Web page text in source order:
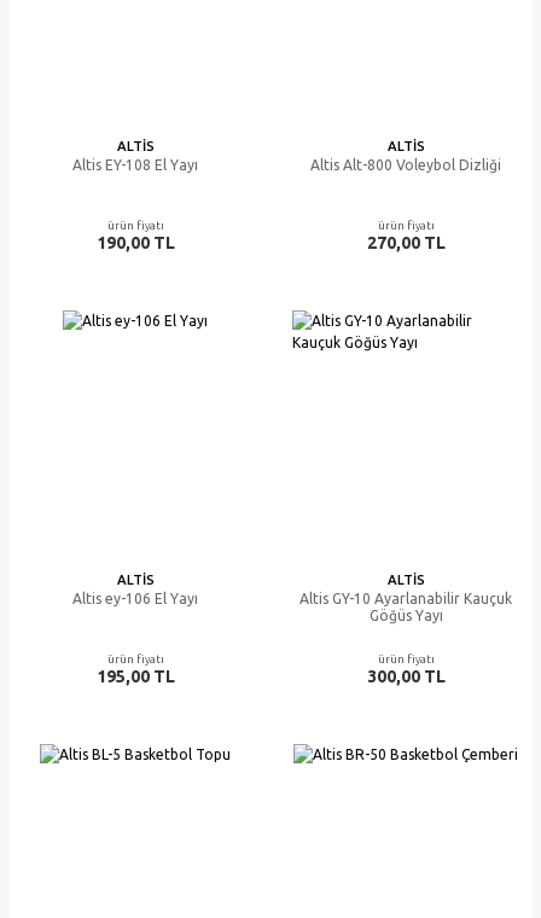
ALTIS
Altis EY-108 El Yayı
ürün fiyatı
190,00 TL
ALTIS
Altis Alt-800 Voleybol Dizliği
ürün fiyatı
270,00 TL
ALTIS
Altis ey-106 El Yayı
ürün fiyatı
195,00 TL
ALTIS
Altis GY-10 Ayarlanabilir Kauçuk
Göğüs Yayı
ürün fiyatı
300,00 TL